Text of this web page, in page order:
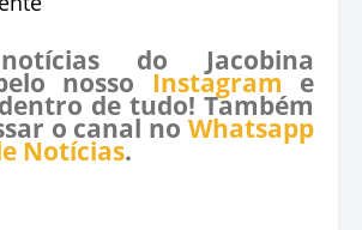
do Jacobina
nosso Instagram e
de tudo! Também
o canal no Whatsapp
Notícias.